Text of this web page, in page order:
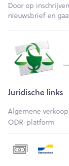
Door op
nieuwsbrief en
Juridische links
Algemene
ODR-platform